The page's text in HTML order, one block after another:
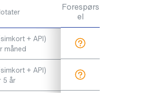
+ API)
måned
+ API)
5 år
Forespørs
el